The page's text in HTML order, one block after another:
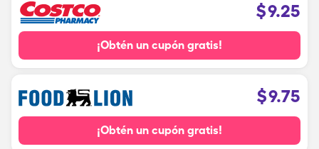
$9.25
¡Obtén un cupón gratis!
$9.75
¡Obtén un cupón gratis!